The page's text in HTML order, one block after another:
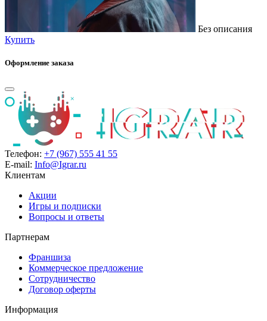
Без описания
Купить
Оформление заказа
Телефон: +7 (967) 555 41 55
E-mail: Info@Igrar.ru
Клиентам
Акции
Игры и подписки
Вопросы и ответы
Партнерам
Франшиза
Коммерческое предложение
Сотрудничество
Договор оферты
Информация